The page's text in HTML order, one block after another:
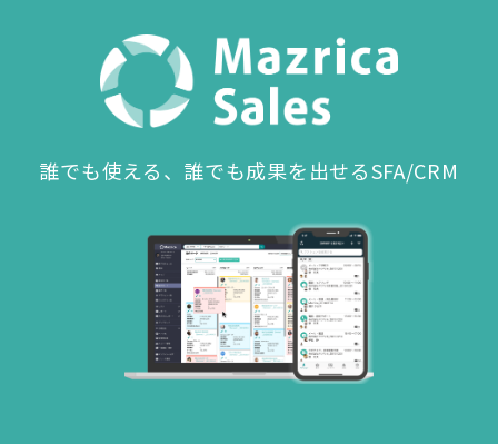
誰でも使える、誰でも成果を出せるSFA/CRM